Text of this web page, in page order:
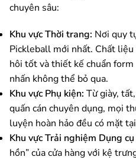
chuyên sâu:
Khu vực Thời trang: Nơi quy
Pickleball mới nhất. Chất
hôi tốt và thiết kế chuẩn
nhấn không thể bỏ qua.
Khu vực Phụ kiện: Từ giày,
quấn cán chuyên dụng, mọi
luyện hoàn hảo đều có mặt
Khu vực Trải nghiệm Dụng
hồn” của cửa hàng với kệ